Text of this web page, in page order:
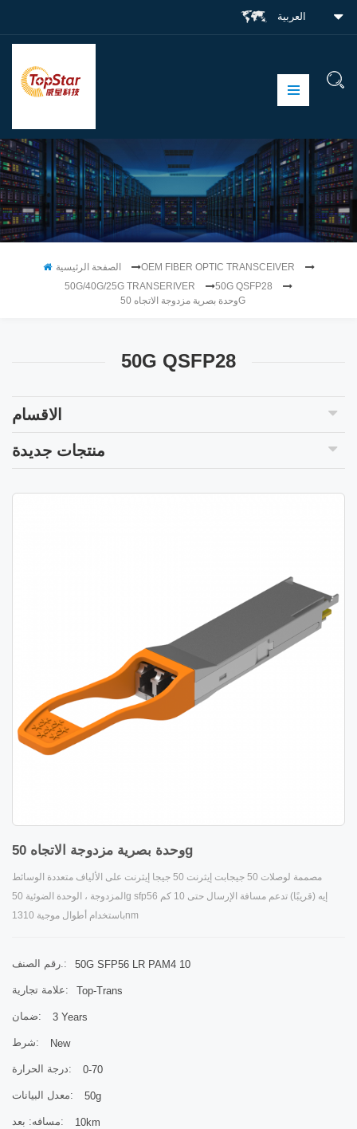
العربية
الصفحة الرئيسية
OEM FIBER OPTIC TRANSCEIVER
50G/40G/25G TRANSERIVER
50G QSFP28
وحدة بصرية مزدوجة الاتجاه 50G
50G QSFP28
الاقسام
منتجات جديدة
وحدة بصرية مزدوجة الاتجاه 50g
مصممة لوصلات 50 جيجابت إيثرنت 50 جيجا إيثرنت على الألياف متعددة الوسائط
المزدوجة ، الوحدة الضوئية 50g sfp56 إيه (قريبًا) تدعم مسافة الإرسال حتى 10 كم
باستخدام أطوال موجية 1310nm
رقم الصنف.: 50G SFP56 LR PAM4 10
علامة تجارية: Top-Trans
ضمان: 3 Years
شرط: New
درجة الحرارة: 0-70
معدل البيانات: 50g
مسافه: بعد: 10km